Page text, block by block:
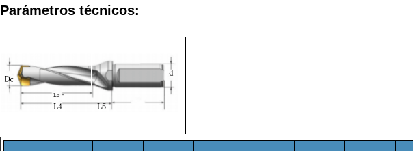
Parámetros técnicos: